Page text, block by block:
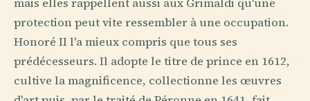
protection peut vite ressembler à une occupation.
Honoré II l'a mieux compris que tous ses
prédécesseurs. Il adopte le titre de prince en 1612,
cultive la magnificence, collectionne les œuvres